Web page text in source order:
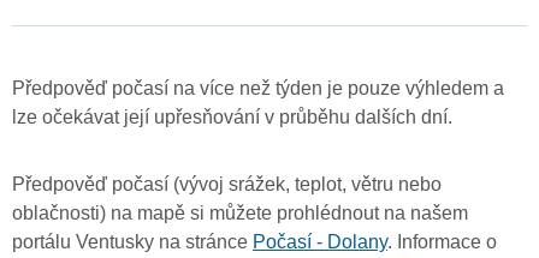
Předpověď počasí na více než týden je pouze výhledem a
lze očekávat její upřesňování v průběhu dalších dní.
Předpověď počasí (vývoj srážek, teplot, větru nebo
oblačnosti) na mapě si můžete prohlédnout na našem
portálu Ventusky na stránce Počasí - Dolany. Informace o